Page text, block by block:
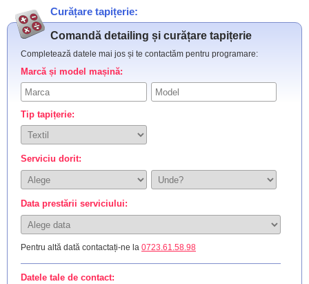
Curățare tapițerie:
Comandă detailing și curățare tapițerie
Completează datele mai jos și te contactăm pentru programare:
Marcă și model mașină:
Tip tapițerie:
Serviciu dorit:
Data prestării serviciului:
Pentru altă dată contactați-ne la 0723.61.58.98
Datele tale de contact: